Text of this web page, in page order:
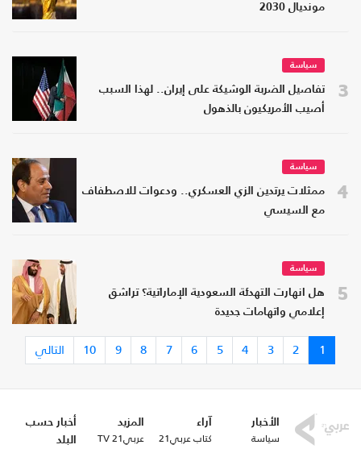
مونديال 2030
3
سياسة
تفاصيل الضربة الوشيكة على إيران.. لهذا السبب
أصيب الأمريكيون بالذهول
4
سياسة
ممثلات يرتدين الزي العسكري.. ودعوات للاصطفاف
مع السيسي
5
سياسة
هل انهارت التهدئة السعودية الإماراتية؟ تراشق
إعلامي واتهامات جديدة
1
2
3
4
5
6
7
8
9
10 التالي
الأخبار
سياسة
آراء
كتاب عربي21
المزيد
عربي21 TV
أخبار حسب
البلد